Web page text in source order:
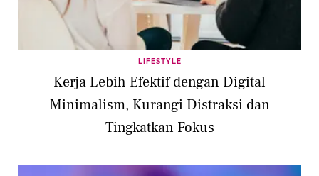
LIFESTYLE
Kerja Lebih Efektif dengan Digital
Minimalism, Kurangi Distraksi dan
Tingkatkan Fokus